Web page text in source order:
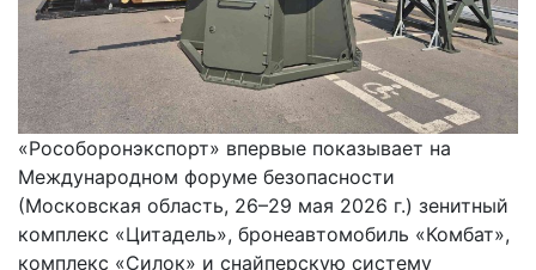
«Рособоронэкспорт» впервые показывает на
Международном форуме безопасности
(Московская область, 26–29 мая 2026 г.) зенитный
комплекс «Цитадель», бронеавтомобиль «Комбат»,
комплекс «Силок» и снайперскую систему